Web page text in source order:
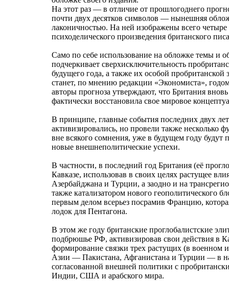
На этот раз — в отличие от прошлогоднего
почти двух десятков символов — нынешняя
лаконичностью. На ней изображены всего
психоделического произведения британского
Само по себе использование на обложке темы и
подчеркивает сверхисключительность
будущего года, а также их особой
станет, по мнению редакции «Экономиста»,
авторы прогноза утверждают, что Британия
фактически восстановила свое мировое
В принципе, главные события последних двух
активизировались, но провели также несколько
вне всякого сомнения, уже в будущем году
новые внешнеполитические успехи.
В частности, в последний год Британия (её
Кавказе, использовав в своих целях растущее
Азербайджана и Турции, а заодно и на
также катализатором нового
первым делом всерьез посрамив Францию,
лодок для Пентагона.
В этом же году британские проглобалистские
подбрюшье РФ, активизировав свои действия в
формирование связки трех растущих (в
Азии — Пакистана, Афганистана и Турции — в
согласованной внешней политики с
Индии, США и арабского мира.